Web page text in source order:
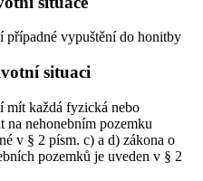
případné vypuštění do honitby
situaci
mít každá fyzická nebo
na nehonebním pozemku
v § 2 písm. c) a d) zákona o
pozemků je uveden v § 2